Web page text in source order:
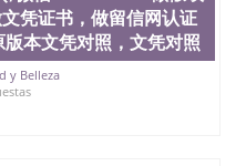
人一起去留服递交材
书留服直接邮寄给客户
款。 我们对海外大学及
材料，尺寸大小，防伪
，钢印LOGO烫金烫
。 文字图案浮雕，激光
凭证书，做留信网认证
版本文凭对照，文凭对照
y Belleza